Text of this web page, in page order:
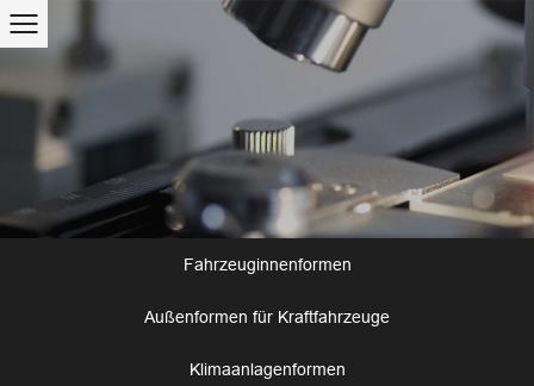
Fahrzeuginnenformen
Außenformen für Kraftfahrzeuge
Klimaanlagenformen